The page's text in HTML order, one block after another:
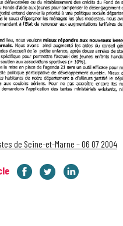
de Seine-et-Marne – 06 07 2004